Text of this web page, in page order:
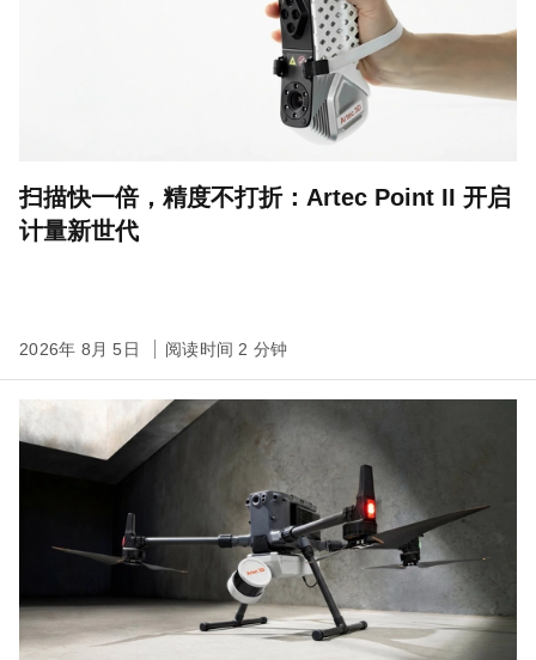
扫描快一倍，精度不打折：Artec Point II 开启
计量新世代
2026年 8月 5日 阅读时间 2 分钟